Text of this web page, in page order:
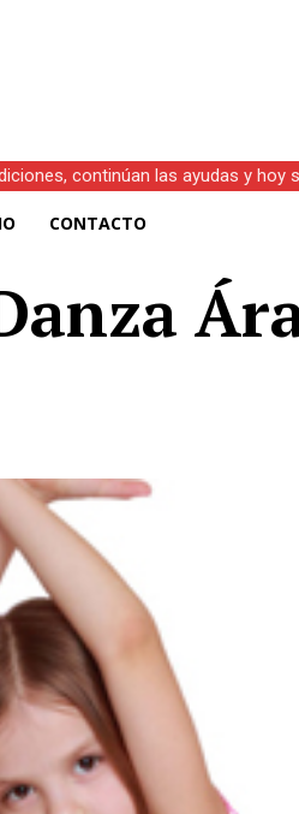
continúan las ayudas y hoy
CONTACTO